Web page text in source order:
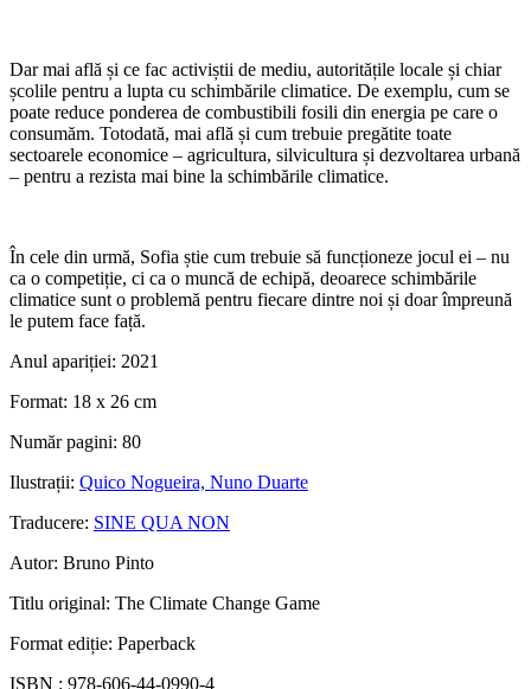
Dar mai află și ce fac activiștii de mediu, autoritățile locale și chiar
școlile pentru a lupta cu schimbările climatice. De exemplu, cum se
poate reduce ponderea de combustibili fosili din energia pe care o
consumăm. Totodată, mai află și cum trebuie pregătite toate
sectoarele economice – agricultura, silvicultura și dezvoltarea urbană
– pentru a rezista mai bine la schimbările climatice.
În cele din urmă, Sofia știe cum trebuie să funcționeze jocul ei – nu
ca o competiție, ci ca o muncă de echipă, deoarece schimbările
climatice sunt o problemă pentru fiecare dintre noi și doar împreună
le putem face față.
Anul apariției: 2021
Format: 18 x 26 cm
Număr pagini: 80
Ilustrații: Quico Nogueira, Nuno Duarte
Traducere: SINE QUA NON
Autor: Bruno Pinto
Titlu original: The Climate Change Game
Format ediție: Paperback
ISBN : 978-606-44-0990-4